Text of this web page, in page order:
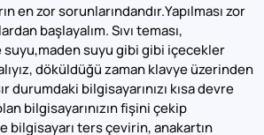
en zor sorunlarındandır.Yapılması zor
başlayalım. Sıvı teması,
suyu,maden suyu gibi gibi içecekler
döküldüğü zaman klavye üzerinden
durumdaki bilgisayarınızı kısa devre
bilgisayarınızın fişini çekip
bilgisayarı ters çevirin, anakartın